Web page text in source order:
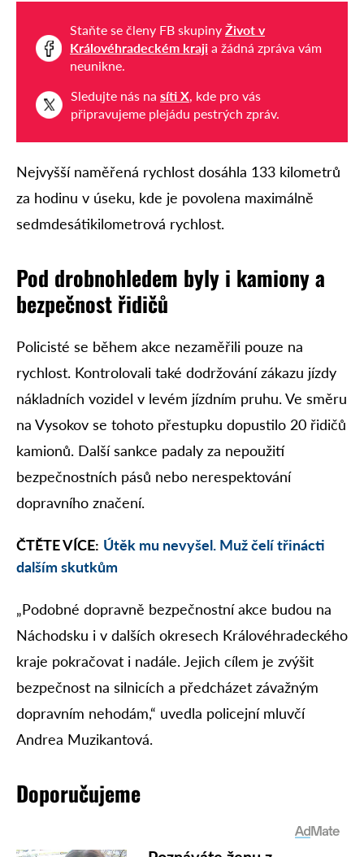
Staňte se členy FB skupiny Život v
Královéhradeckém kraji a žádná zpráva vám
neunikne.
Sledujte nás na síti X, kde pro vás
připravujeme plejádu pestrých zpráv.
Nejvyšší naměřená rychlost dosáhla 133 kilometrů
za hodinu v úseku, kde je povolena maximálně
sedmdesátikilometrová rychlost.
Pod drobnohledem byly i kamiony a
bezpečnost řidičů
Policisté se během akce nezaměřili pouze na
rychlost. Kontrolovali také dodržování zákazu jízdy
nákladních vozidel v levém jízdním pruhu. Ve směru
na Vysokov se tohoto přestupku dopustilo 20 řidičů
kamionů. Další sankce padaly za nepoužití
bezpečnostních pásů nebo nerespektování
dopravního značení.
ČTĚTE VÍCE: Útěk mu nevyšel. Muž čelí třinácti
dalším skutkům
„Podobné dopravně bezpečnostní akce budou na
Náchodsku i v dalších okresech Královéhradeckého
kraje pokračovat i nadále. Jejich cílem je zvýšit
bezpečnost na silnicích a předcházet závažným
dopravním nehodám,“ uvedla policejní mluvčí
Andrea Muzikantová.
Doporučujeme